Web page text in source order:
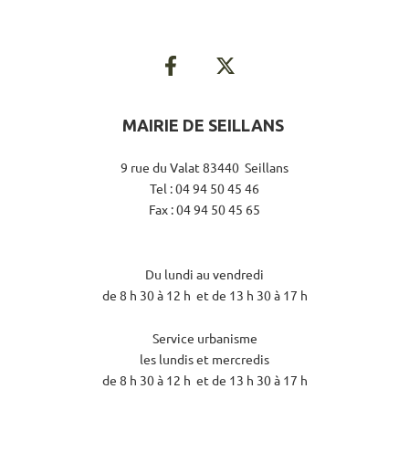
MAIRIE DE SEILLANS
9 rue du Valat 83440 Seillans
Tel : 04 94 50 45 46
Fax : 04 94 50 45 65
Du lundi au vendredi
de 8 h 30 à 12 h et de 13 h 30 à 17 h
Service urbanisme
les lundis et mercredis
de 8 h 30 à 12 h et de 13 h 30 à 17 h